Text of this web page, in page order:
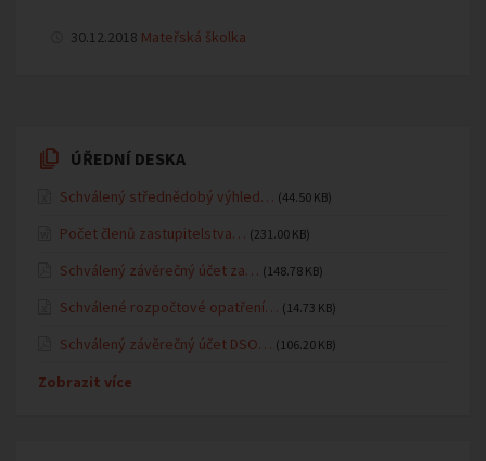
30.12.2018 Mateřská školka
ÚŘEDNÍ DESKA
Schválený střednědobý výhled… (44.50 KB)
Počet členů zastupitelstva… (231.00 KB)
Schválený závěrečný účet za… (148.78 KB)
Schválené rozpočtové opatření… (14.73 KB)
Schválený závěrečný účet DSO… (106.20 KB)
Zobrazit více